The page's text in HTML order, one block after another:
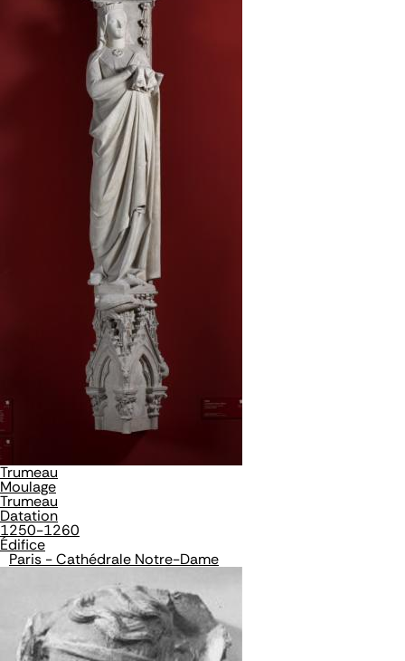
Trumeau
Moulage
Trumeau
Datation
1250-1260
Édifice
Paris - Cathédrale Notre-Dame